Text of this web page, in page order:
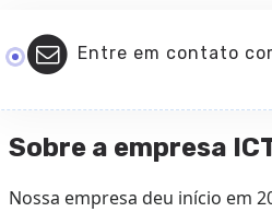
Entre em contato
Sobre a empresa
Nossa empresa deu início em